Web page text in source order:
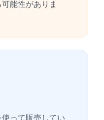
能性がありま
って販売してい